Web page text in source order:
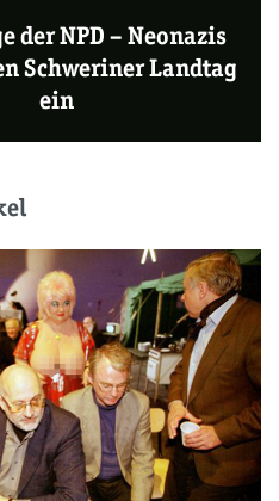
der NPD –Neonazis
Schweriner Landtag
ein